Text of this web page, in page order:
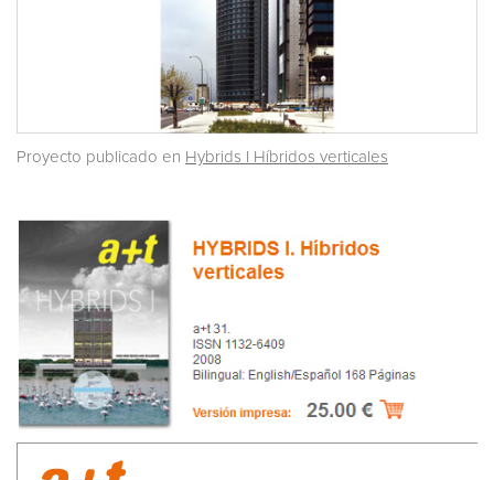
Proyecto publicado en Hybrids I Híbridos verticales